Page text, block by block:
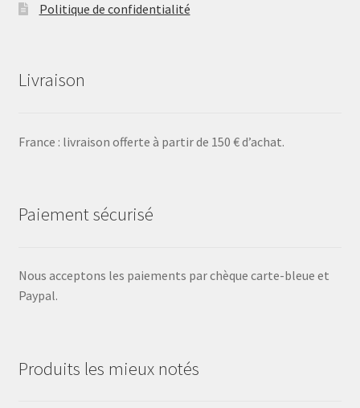
Politique de confidentialité
Livraison
France : livraison offerte à partir de 150 € d’achat.
Paiement sécurisé
Nous acceptons les paiements par chèque carte-bleue et
Paypal.
Produits les mieux notés